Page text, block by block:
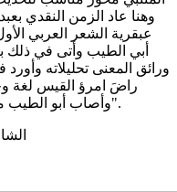
وهنا عاد الزمن النقدي
عبقرية الشعر العربي
أبي الطيب وأتى في
ورائق المعنى تحليلاته
راضَ امرؤ القيس لغة
وأصاب أبو الطيب منها غديرا راكدا فأثاره وأجرى فيه التيار".